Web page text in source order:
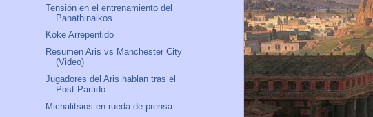
Tensión en el entrenamiento del
Panathinaikos
Koke Arrepentido
Resumen Aris vs Manchester City
(Video)
Jugadores del Aris hablan tras el
Post Partido
Michalitsios en rueda de prensa